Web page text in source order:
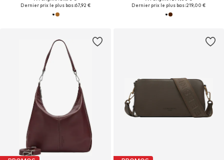
Dernier prix le plus bas :67,92 €
Dernier prix le plus bas :219,00 €